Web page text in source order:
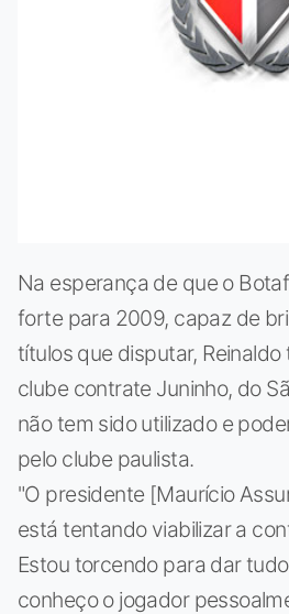
Na esperança de que o
forte para 2009, capaz de
títulos que disputar,
clube contrate Juninho, do
não tem sido utilizado e
pelo clube paulista.
"O presidente [Maurício
está tentando viabilizar a
Estou torcendo para dar
conheço o jogador